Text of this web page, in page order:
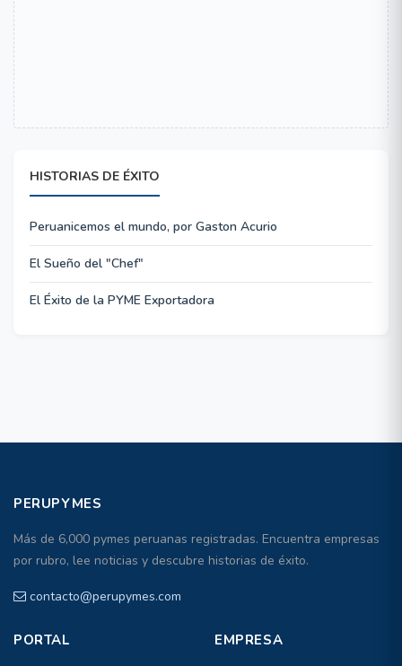
HISTORIAS DE ÉXITO
Peruanicemos el mundo, por Gaston Acurio
El Sueño del "Chef"
El Éxito de la PYME Exportadora
PERUPYMES
Más de 6,000 pymes peruanas registradas. Encuentra empresas
por rubro, lee noticias y descubre historias de éxito.
contacto@perupymes.com
PORTAL EMPRESA